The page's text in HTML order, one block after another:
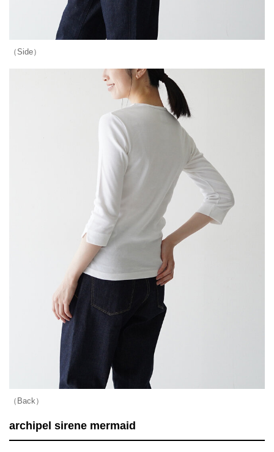
（Side）
（Back）
archipel sirene mermaid